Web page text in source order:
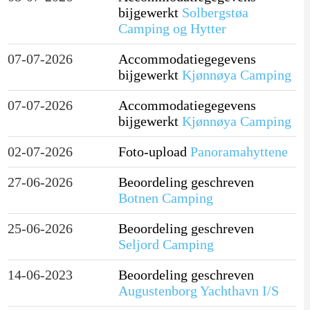
bijgewerkt Solbergstøa
Camping og Hytter
07-07-2026
Accommodatiegegevens
bijgewerkt Kjønnøya Camping
07-07-2026
Accommodatiegegevens
bijgewerkt Kjønnøya Camping
02-07-2026
Foto-upload Panoramahyttene
27-06-2026
Beoordeling geschreven
Botnen Camping
25-06-2026
Beoordeling geschreven
Seljord Camping
14-06-2023
Beoordeling geschreven
Augustenborg Yachthavn I/S